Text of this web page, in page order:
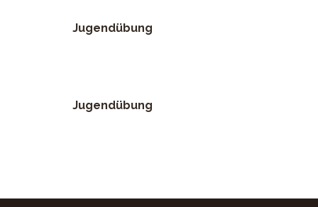
Jugendübung
Jugendübung